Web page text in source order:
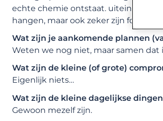
echte chemie ontstaat. uiteindelijk
hangen, maar ook zeker zijn foto en
Wat zijn je aankomende plannen
Weten we nog niet, maar samen dat
Wat zijn de kleine (of grote)
Eigenlijk niets…
Wat zijn de kleine dagelijkse
Gewoon mezelf zijn.